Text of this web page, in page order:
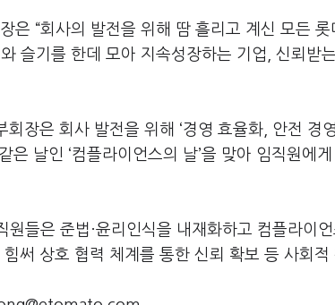
은 “회사의 발전을 위해 땀 흘리고 계신 모든
슬기를 한데 모아 지속성장하는 기업, 신뢰받
회장은 회사 발전을 위해 ‘경영 효율화, 안전 경
은 날인 ‘컴플라이언스의 날’을 맞아 임직원에
원들은 준법·윤리인식을 내재화하고 컴플라이
써 상호 협력 체계를 통한 신뢰 확보 등 사회적